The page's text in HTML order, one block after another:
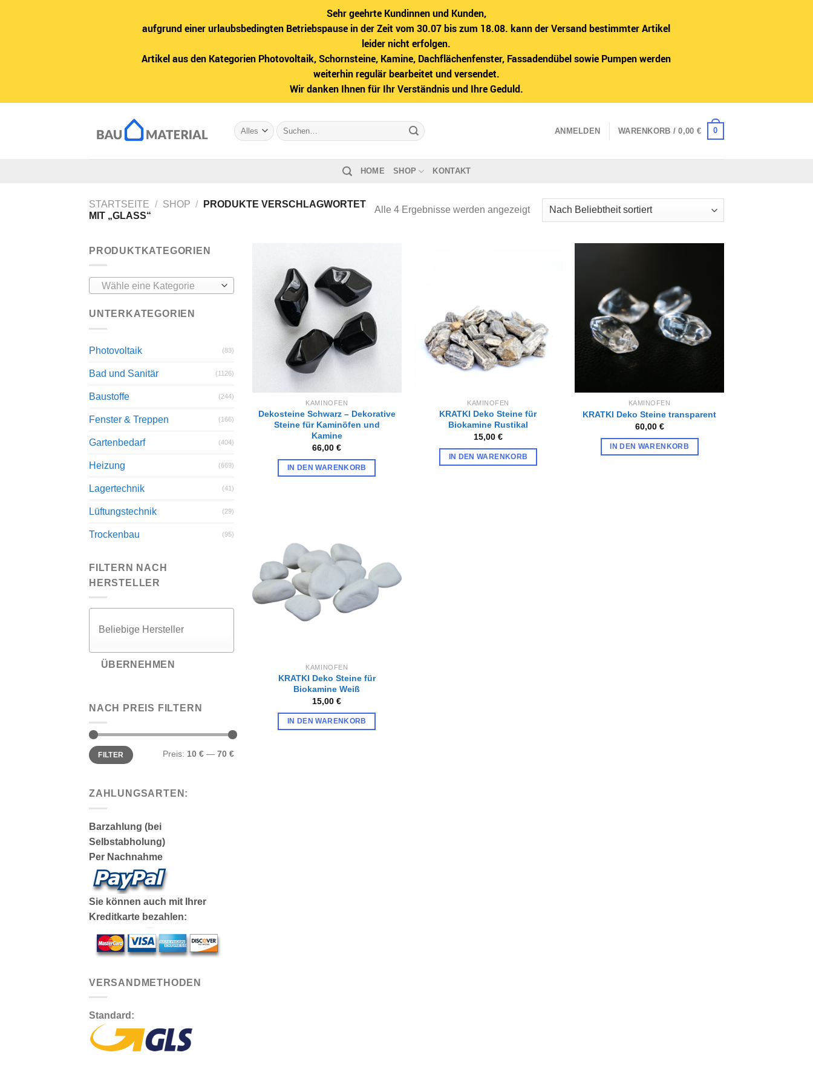
Sehr geehrte Kundinnen und Kunden,
aufgrund einer urlaubsbedingten Betriebspause in der Zeit vom 30.07 bis zum 18.08. kann der Versand bestimmter Artikel
leider nicht erfolgen.
Artikel aus den Kategorien Photovoltaik, Schornsteine, Kamine, Dachflächenfenster, Fassadendübel sowie Pumpen werden
weiterhin regulär bearbeitet und versendet.
Wir danken Ihnen für Ihr Verständnis und Ihre Geduld.
Suche
nach:
ANMELDEN WARENKORB /0,00 € 0
HOME SHOP KONTAKT
STARTSEITE / SHOP /
PRODUKTE VERSCHLAGWORTET
MIT „GLASS“
Alle 4 Ergebnisse werden angezeigtNach
Beliebtheit
PRODUKTKATEGORIEN
Wähle eine Kategorie
UNTERKATEGORIEN
Photovoltaik (83)
Bad und Sanitär (1126)
Baustoffe (244)
Fenster & Treppen (166)
Gartenbedarf (404)
Heizung (669)
Lagertechnik (41)
Lüftungstechnik (29)
Trockenbau (95)
FILTERN NACH
HERSTELLER
ÜBERNEHMEN
NACH PREIS FILTERN
Min.
Preis
Max.
PreisFILTER Preis: 10 € — 70 €
ZAHLUNGSARTEN:
Barzahlung (bei
Selbstabholung)
Per Nachnahme
Sie können auch mit Ihrer
Kreditkarte bezahlen:
VERSANDMETHODEN
Standard:
Zur
Wunschliste
hinzufügen
KAMINOFEN
Dekosteine Schwarz – Dekorative
Steine für Kaminöfen und
Kamine
66,00€
IN DEN WARENKORB
KAMINOFEN
KRATKI Deko Steine für
Biokamine Rustikal
15,00 €
IN DEN WARENKORB
Wunschliste
hinzufügen
KAMINOFEN
KRATKI Deko Steine transparent
60,00 €
IN DEN WARENKORB
Wunschliste
hinzufügen
KAMINOFEN
KRATKI Deko Steine für
Biokamine Weiß
15,00€
IN DEN WARENKORB